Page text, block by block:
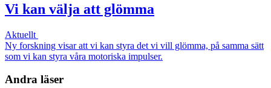
Vi kan välja att glömma
Aktuellt
Ny forskning visar att vi kan styra det vi vill glömma, på samma sätt
som vi kan styra våra motoriska impulser.
Andra läser